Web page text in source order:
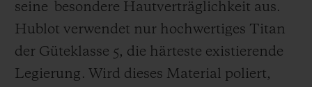
seine besondere Hautverträglichkeit aus.
Hublot verwendet nur hochwertiges Titan
der Güteklasse 5, die härteste existierende
Legierung. Wird dieses Material poliert,